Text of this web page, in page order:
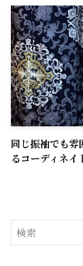
同じ振袖でも雰
るコーディネ